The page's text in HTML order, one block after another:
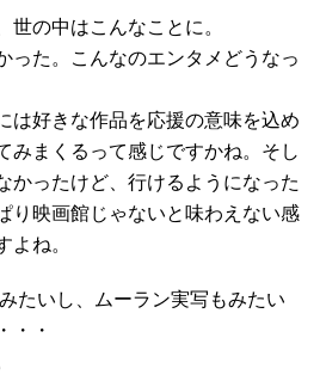
世の中はこんなことに。
った。こんなのエンタメどうなっ
は好きな作品を応援の意味を込め
みまくるって感じですかね。そし
かったけど、行けるようになった
り映画館じゃないと味わえない感
よね。
たいし、ムーラン実写もみたい
・・